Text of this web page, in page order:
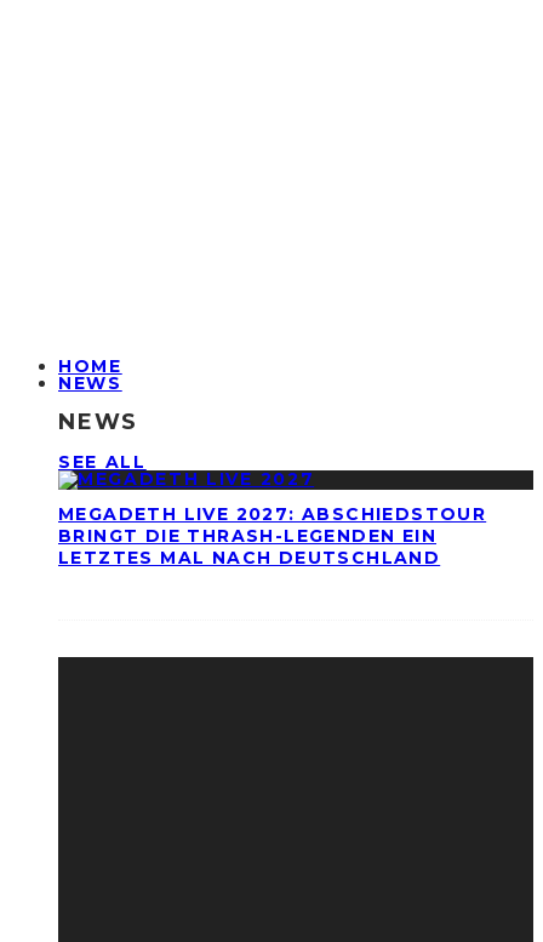
HOME
NEWS
NEWS
SEE ALL
MEGADETH LIVE 2027: ABSCHIEDSTOUR
BRINGT DIE THRASH-LEGENDEN EIN
LETZTES MAL NACH DEUTSCHLAND